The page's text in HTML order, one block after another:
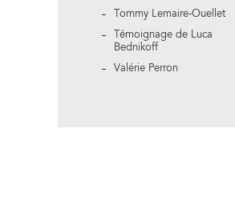
Tommy Lemaire-Ouellet
Témoignage de Luca
Bednikoff
Valérie Perron